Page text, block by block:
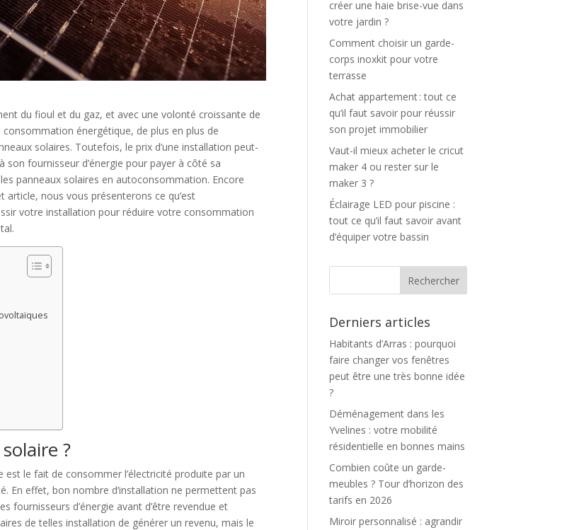
du fioul et du gaz, et avec une volonté croissante de
énergétique, de plus en plus de
solaires. Toutefois, le prix d’une installation peut-
son fournisseur d’énergie pour payer à côté sa
panneaux solaires en autoconsommation. Encore
nous vous présenterons ce qu’est
votre installation pour réduire votre consommation
?
le fait de consommer l’électricité produite par un
En effet, bon nombre d’installation ne permettent pas
fournisseurs d’énergie avant d’être revendue et
de telles installation de générer un revenu, mais le
créer une haie brise-vue dans
votre jardin ?
Comment choisir un garde-
corps inoxkit pour votre
terrasse
Achat appartement : tout ce
qu’il faut savoir pour réussir
son projet immobilier
Vaut-il mieux acheter le cricut
maker 4 ou rester sur le
maker 3 ?
Éclairage LED pour piscine :
tout ce qu’il faut savoir avant
d’équiper votre bassin
Derniers articles
Habitants d’Arras : pourquoi
faire changer vos fenêtres
peut être une très bonne idée
?
Déménagement dans les
Yvelines : votre mobilité
résidentielle en bonnes mains
Combien coûte un garde-
meubles ? Tour d’horizon des
tarifs en 2026
Miroir personnalisé : agrandir